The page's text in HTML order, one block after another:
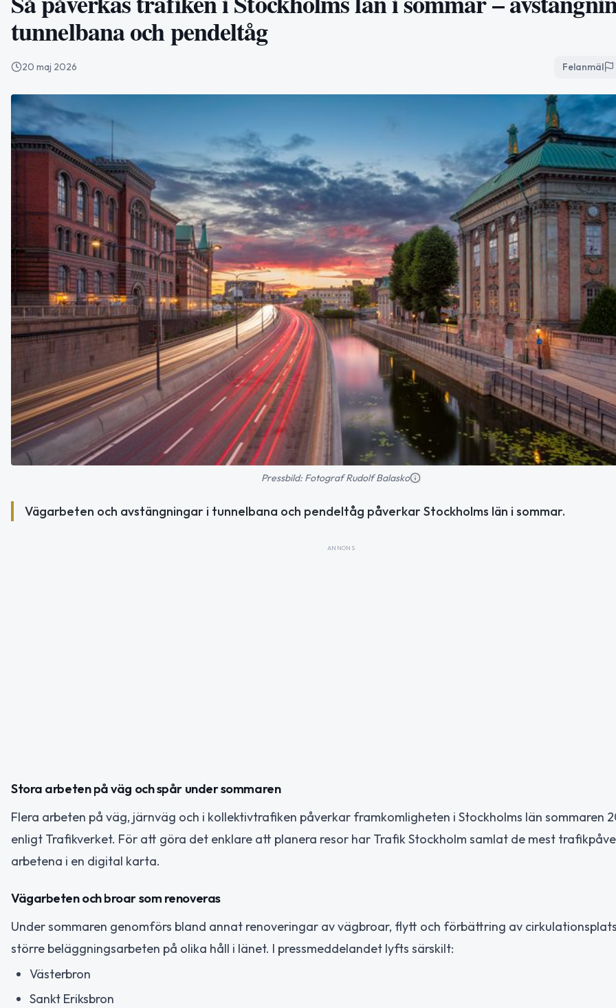
tunnelbana och pendeltåg
20 maj 2026 Felanmäl
Pressbild: Fotograf Rudolf Balasko
Vägarbeten och avstängningar i tunnelbana och pendeltåg påverkar Stockholms län i sommar.
ANNONS
Stora arbeten på väg och spår under sommaren
Flera arbeten på väg, järnväg och i kollektivtrafiken påverkar framkomligheten i Stockholms län sommaren
enligt Trafikverket. För att göra det enklare att planera resor har Trafik Stockholm samlat de mest
arbetena i en digital karta.
Vägarbeten och broar som renoveras
Under sommaren genomförs bland annat renoveringar av vägbroar, flytt och förbättring av
större beläggningsarbeten på olika håll i länet. I pressmeddelandet lyfts särskilt:
Västerbron
Sankt Eriksbron